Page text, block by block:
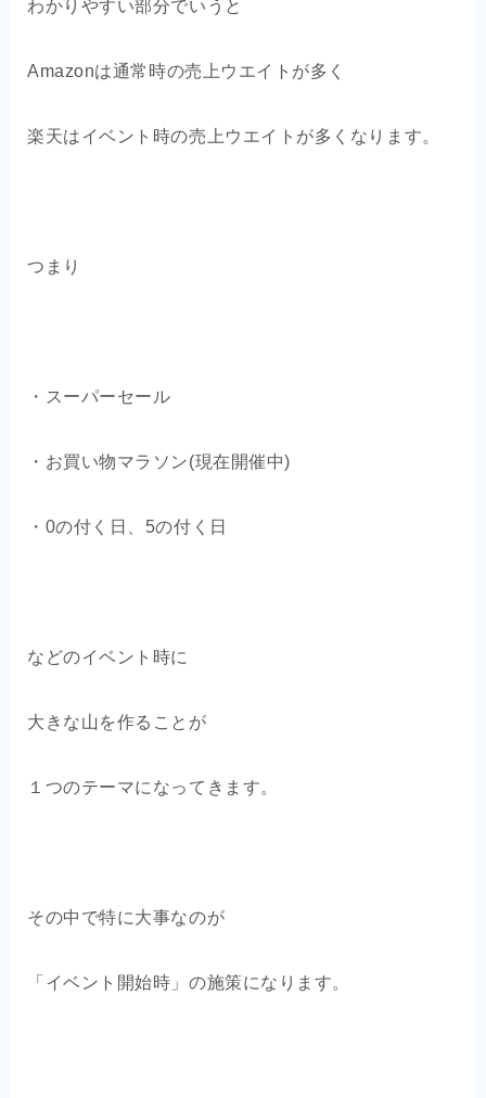
わかりやすい部分でいうと
Amazonは通常時の売上ウエイトが多く
楽天はイベント時の売上ウエイトが多くなります。
つまり
・スーパーセール
・お買い物マラソン(現在開催中)
・0の付く日、5の付く日
などのイベント時に
大きな山を作ることが
１つのテーマになってきます。
その中で特に大事なのが
「イベント開始時」の施策になります。